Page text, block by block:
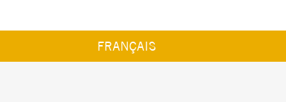
FRANÇAIS